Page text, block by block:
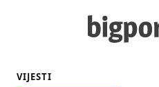
VIJESTI